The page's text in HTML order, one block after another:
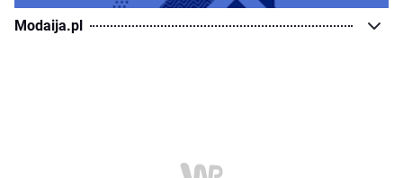
Modaija.pl